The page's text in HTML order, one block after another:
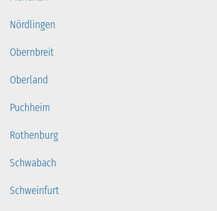
Nördlingen
Obernbreit
Oberland
Puchheim
Rothenburg
Schwabach
Schweinfurt